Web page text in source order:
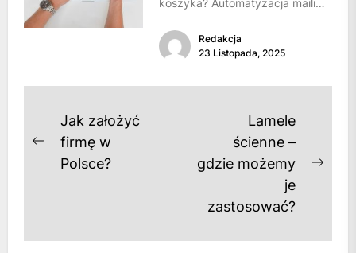
koszyka? Automatyzacja maili
koszyka jest niezwykle
skutecznym narzędziem w e-
Redakcja
23 Listopada, 2025
Nawigacja
wpisu
Previous
post:
Jak założyć
firmę w
Polsce?
Lamele
ścienne –
gdzie możemy
je
zastosować?